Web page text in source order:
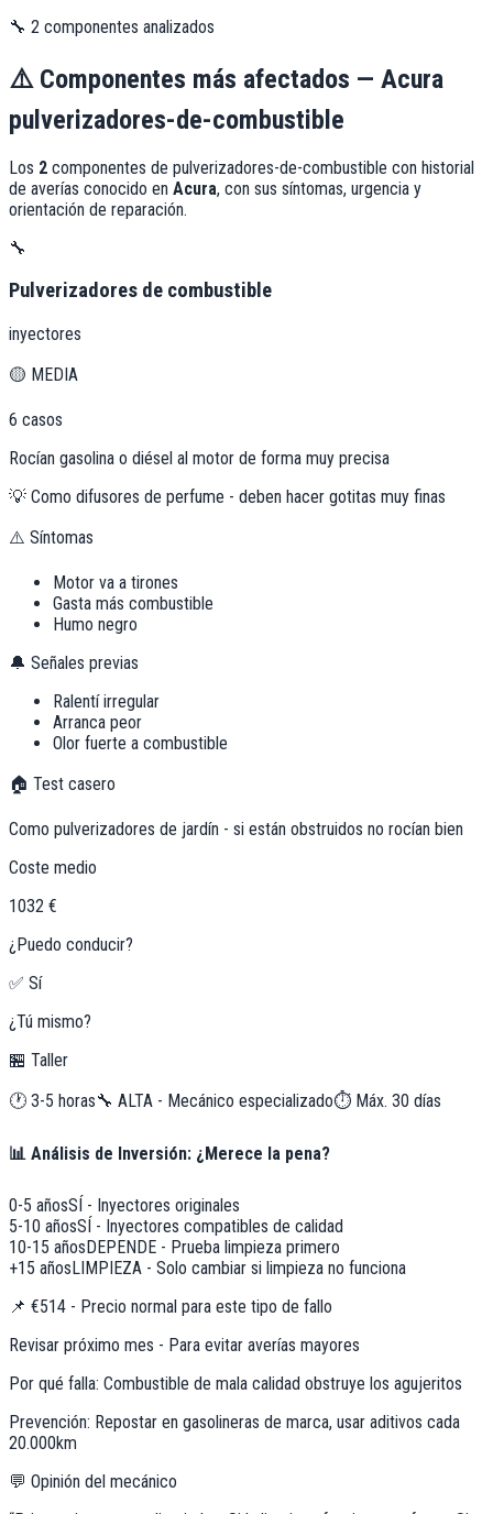
🔧 2 componentes analizados
⚠️Componentes más afectados — Acura
pulverizadores-de-combustible
Los 2 componentes de pulverizadores-de-combustible con historial
de averías conocido en Acura, con sus síntomas, urgencia y
orientación de reparación.
🔧
Pulverizadores de combustible
inyectores
🟡 MEDIA
6 casos
Rocían gasolina o diésel al motor de forma muy precisa
💡 Como difusores de perfume - deben hacer gotitas muy finas
⚠️ Síntomas
Motor va a tirones
Gasta más combustible
Humo negro
🔔 Señales previas
Ralentí irregular
Arranca peor
Olor fuerte a combustible
🏠 Test casero
Como pulverizadores de jardín - si están obstruidos no rocían bien
Coste medio
1032 €
¿Puedo conducir?
✅ Sí
¿Tú mismo?
🏪 Taller
🕐 3-5 horas🔧 ALTA - Mecánico especializado⏱️ Máx. 30 días
📊 Análisis de Inversión: ¿Merece la pena?
0-5 añosSÍ - Inyectores originales
5-10 añosSÍ - Inyectores compatibles de calidad
10-15 añosDEPENDE - Prueba limpieza primero
+15 añosLIMPIEZA - Solo cambiar si limpieza no funciona
📌 €514 - Precio normal para este tipo de fallo
Revisar próximo mes - Para evitar averías mayores
Por qué falla: Combustible de mala calidad obstruye los agujeritos
Prevención: Repostar en gasolineras de marca, usar aditivos cada
20.000km
💬 Opinión del mecánico